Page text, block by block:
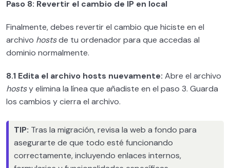
Paso 8: Revertir el cambio de IP en local
Finalmente, debes revertir el cambio que hiciste en el
archivo hostsde tu ordenador para que accedas al
dominio normalmente.
8.1 Edita el archivo hosts nuevamente: Abre el archivo
hostsy elimina la línea que añadiste en el paso 3. Guarda
los cambios y cierra el archivo.
TIP: Tras la migración, revisa la web a fondo para
asegurarte de que todo esté funcionando
correctamente, incluyendo enlaces internos,